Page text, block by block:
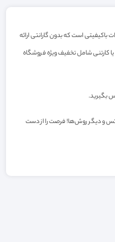
از محصولات باکیفیتی است که بدون گارانتی ارائه
کارتنی شامل تخفیف ویژه فروشگاه
بگیرید.
و دیگر روش‌ها! فرصت را از دست